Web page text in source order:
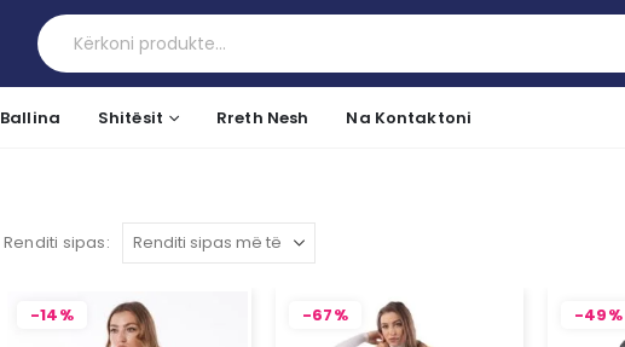
Ballina Shitësit Rreth Nesh Na Kontaktoni
Renditi sipas:
-14% -67% -49%